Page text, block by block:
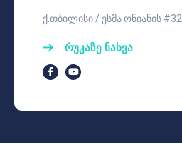
ქ.თბილისი / ესმა ონიანის #32
რუკაზე ნახვა